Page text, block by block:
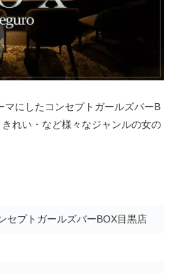
にしたコンセプトガールズバーB
れい・など様々なジャンルの女の
セプトガールズバーBOX目黒店